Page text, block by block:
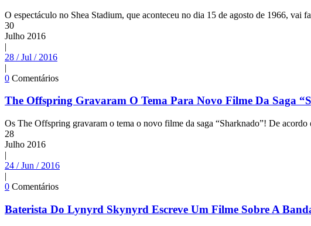
O espectáculo no Shea Stadium, que aconteceu no dia 15 de agosto de 1966, vai
30
Julho 2016
|
28 / Jul / 2016
|
0 Comentários
The Offspring Gravaram O Tema Para Novo Filme Da Saga
Os The Offspring gravaram o tema o novo filme da saga “Sharknado”! De
28
Julho 2016
|
24 / Jun / 2016
|
0 Comentários
Baterista Do Lynyrd Skynyrd Escreve Um Filme Sobre A